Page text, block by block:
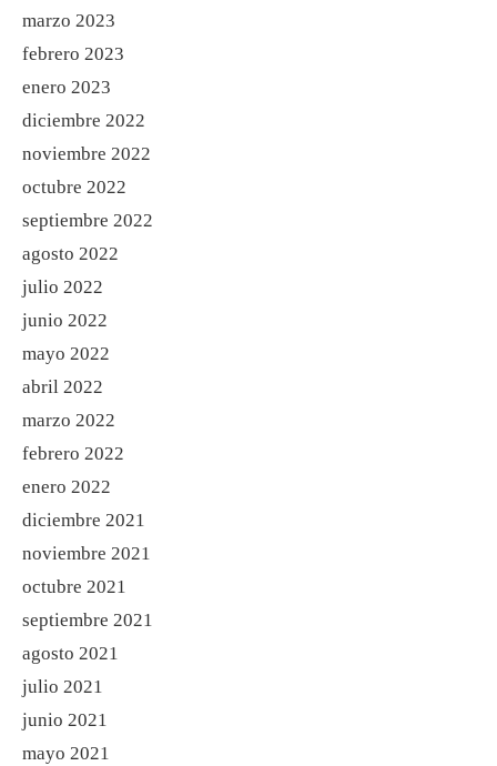
marzo 2023
febrero 2023
enero 2023
diciembre 2022
noviembre 2022
octubre 2022
septiembre 2022
agosto 2022
julio 2022
junio 2022
mayo 2022
abril 2022
marzo 2022
febrero 2022
enero 2022
diciembre 2021
noviembre 2021
octubre 2021
septiembre 2021
agosto 2021
julio 2021
junio 2021
mayo 2021